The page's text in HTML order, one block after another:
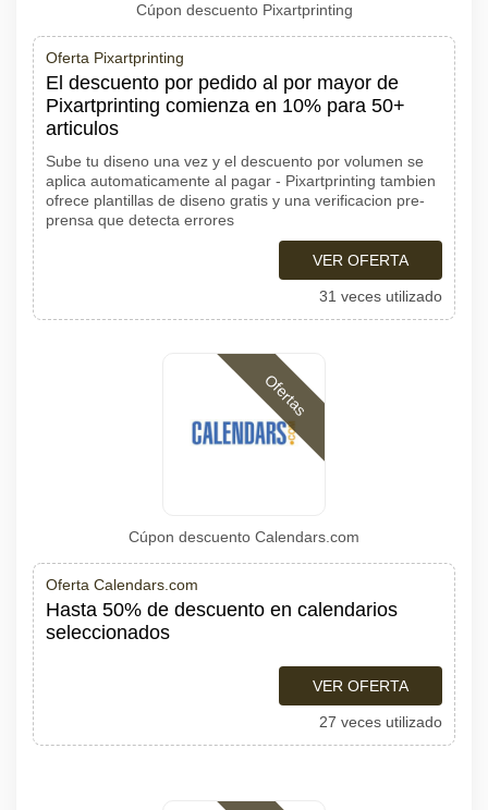
Cúpon descuento Pixartprinting
Oferta Pixartprinting
El descuento por pedido al por mayor de
Pixartprinting comienza en 10% para 50+
articulos
Sube tu diseno una vez y el descuento por volumen se
aplica automaticamente al pagar - Pixartprinting tambien
ofrece plantillas de diseno gratis y una verificacion pre-
prensa que detecta errores
VER OFERTA
31 veces utilizado
Ofertas
Cúpon descuento Calendars.com
Oferta Calendars.com
Hasta 50% de descuento en calendarios
seleccionados
VER OFERTA
27 veces utilizado